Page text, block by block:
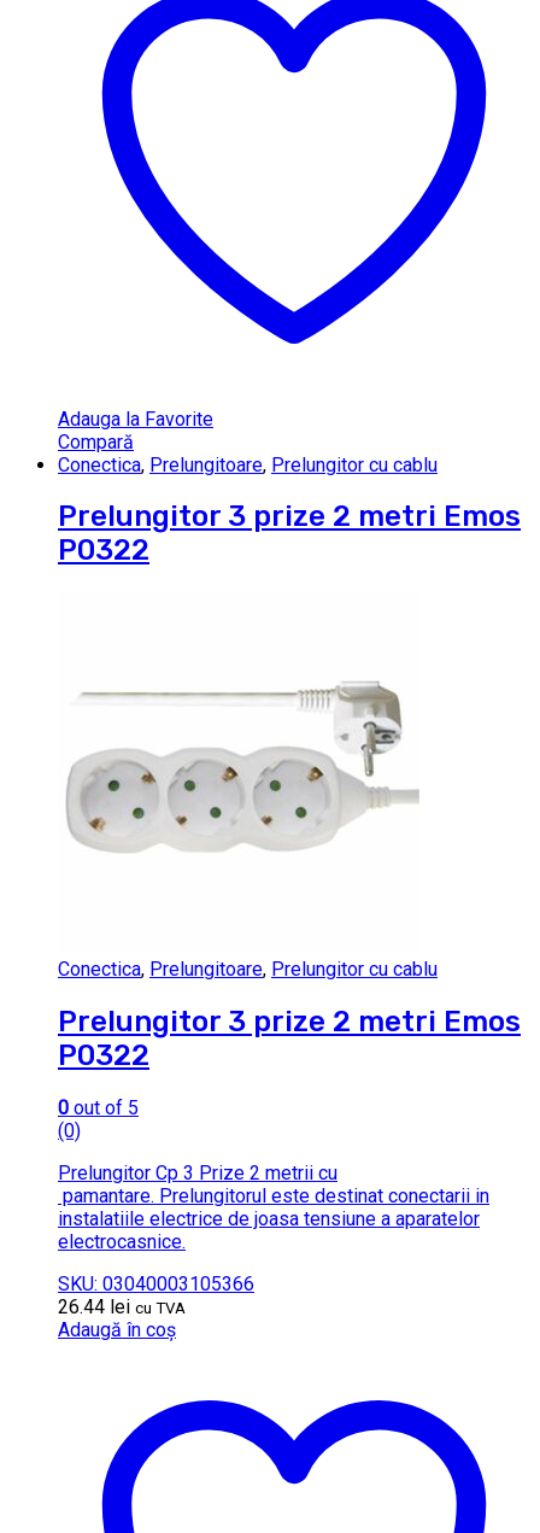
Adauga la Favorite
Compară
Conectica, Prelungitoare, Prelungitor cu cablu
Prelungitor 3 prize 2 metri Emos
P0322
Conectica, Prelungitoare, Prelungitor cu cablu
Prelungitor 3 prize 2 metri Emos
P0322
0 out of 5
(0)
Prelungitor Cp 3 Prize 2 metrii cu
pamantare. Prelungitorul este destinat conectarii in
instalatiile electrice de joasa tensiune a aparatelor
electrocasnice.
SKU: 03040003105366
26.44 lei cu TVA
Adaugă în coș